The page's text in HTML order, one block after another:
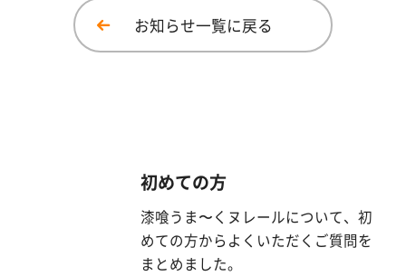
お知らせ一覧に戻る
初めての方
漆喰うま〜くヌレールについて、初
めての方からよくいただくご質問を
まとめました。